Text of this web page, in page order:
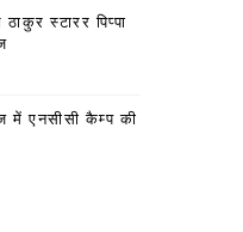
स्टारर पिप्पा
एनसीसी कैम्प की